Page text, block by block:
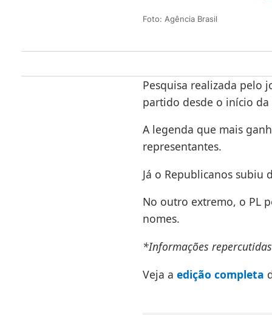
Foto: Agência Brasil
Pesquisa realizada pelo
partido desde o início
A legenda que mais
representantes.
Já o Republicanos
No outro extremo, o PL
nomes.
*Informações
Veja a edição completa